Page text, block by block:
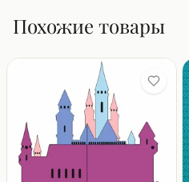
Похожие товары